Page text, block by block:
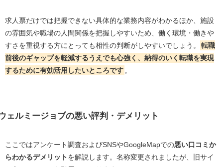
求人票だけでは把握できない具体的な業務内容がわかるほか、施設
の雰囲気や職場の人間関係を把握しやすいため、働く環境・働きや
すさを重視する方にとっても相性の判断がしやすいでしょう。
転職
前後のギャップを軽減するうえでも心強く、納得のいく転職を実現
するために有効活用したいところです 。
ェルミージョブの悪い評判・デメリット
ここではアンケート調査およびSNSやGoogleMapでの悪い口コミか
らわかるデメリットを解説します。名称変更されましたが、旧サイ